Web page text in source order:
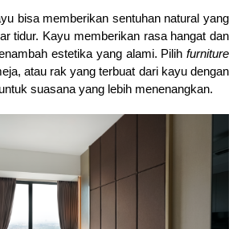
bisa memberikan sentuhan natural yang
tidur. Kayu memberikan rasa hangat dan
estetika yang alami. Pilih furniture
suasana yang lebih menenangkan.